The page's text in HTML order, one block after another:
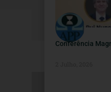
Conferência